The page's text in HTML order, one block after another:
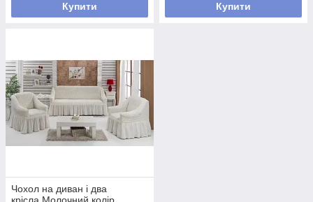
Купити Купити
Чохол на диван і два